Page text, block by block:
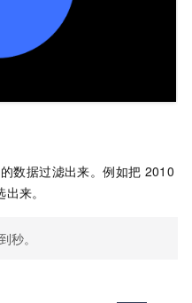
数据过滤出来。例如把 2010
来。
秒。